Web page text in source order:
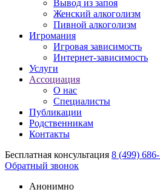
Вывод из запоя
Женский алкоголизм
Пивной алкоголизм
Игромания
Игровая зависимость
Интернет-зависимость
Услуги
Ассоциация
О нас
Специалисты
Публикации
Родственникам
Контакты
Бесплатная консультация 8 (499)
Обратный звонок
Анонимно